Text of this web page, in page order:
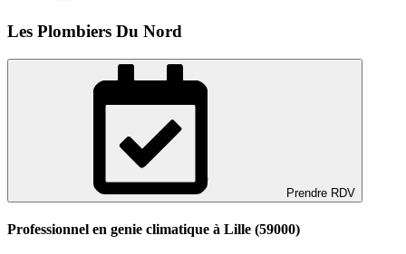
Les Plombiers Du Nord
Prendre RDV
Professionnel en genie climatique à Lille (59000)